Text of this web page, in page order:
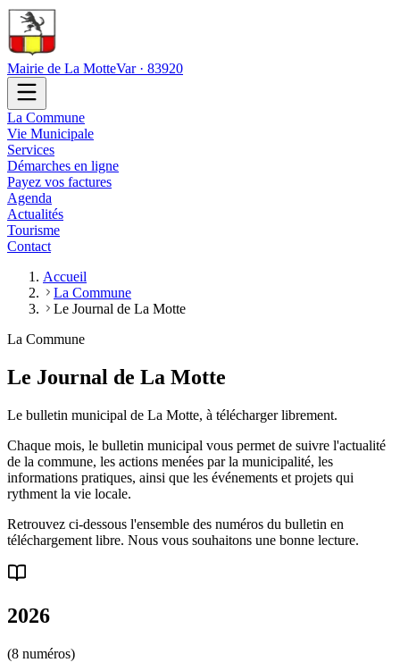
Mairie de La MotteVar · 83920
La Commune
Vie Municipale
Services
Démarches en ligne
Payez vos factures
Agenda
Actualités
Tourisme
Contact
Accueil
La Commune
Le Journal de La Motte
La Commune
Le Journal de La Motte
Le bulletin municipal de La Motte, à télécharger librement.
Chaque mois, le bulletin municipal vous permet de suivre l'actualité
de la commune, les actions menées par la municipalité, les
informations pratiques, ainsi que les événements et projets qui
rythment la vie locale.
Retrouvez ci-dessous l'ensemble des numéros du bulletin en
téléchargement libre. Nous vous souhaitons une bonne lecture.
2026
(8 numéros)